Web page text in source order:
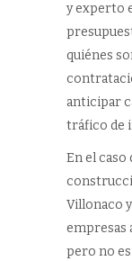
y experto
quiénes
anticipar
tráfico de
En el
Villonaco
empresas
pero no